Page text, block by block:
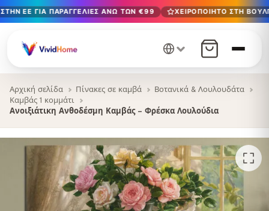
Δωρεάν παράδοση στην ΕΕ για παραγγελίες άνω των €99
Χειροποίητο στη Βουλγαρία · Παράδοση σε 1-7 ημέρες σε
12+ χρόνια χειροτεχνίας · Μόνο υλικά υψηλής ποιότητας
ΕΕ ΓΙΑ ΠΑΡΑΓΓΕΛΊΕΣ ΆΝΩ ΤΩΝ €99 ΧΕΙΡΟΠΟΊΗΤΟ ΣΤΗ
Αρχική σελίδα Πίνακες σε καμβά
Βοτανικά & Λουλουδάτα
Καμβάς 1 κομμάτι
Ανοιξιάτικη Ανθοδέσμη Καμβάς – Φρέσκα Λουλούδια